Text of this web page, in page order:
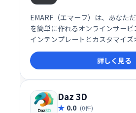
EMARF（エマーフ）は、あなた
を簡単に作れるオンラインサー
インテンプレートとカスタマイ
の家具を自由に設計できます。
ポートも万全なので、初心者の方
いただけます。世界に一つだけ
をEMARFで実現しましょう。
詳しく見る
Daz 3D
0.0 (0件)